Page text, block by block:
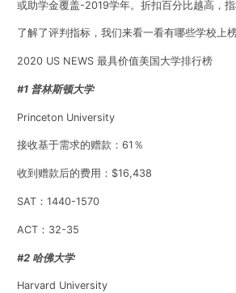
或助学金覆盖-2019学年。折扣百分比越高，指
了解了评判指标，我们来看一看有哪些学校上
2020 US NEWS 最具价值美国大学排行榜
#1 普林斯顿大学
Princeton University
接收基于需求的赠款：61％
收到赠款后的费用：$16,438
SAT：1440-1570
ACT：32-35
#2 哈佛大学
Harvard University